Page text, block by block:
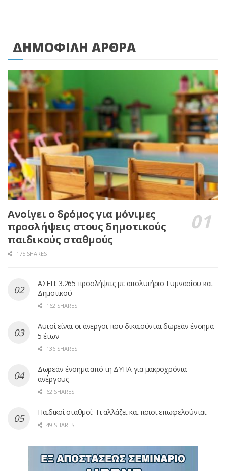
ΔΗΜΟΦΙΛΗ ΑΡΘΡΑ
Ανοίγει ο δρόμος για μόνιμες
προσλήψεις στους δημοτικούς
παιδικούς σταθμούς
175 SHARES
ΑΣΕΠ: 3.265 προσλήψεις με απολυτήριο Γυμνασίου και
Δημοτικού
162 SHARES
Αυτοί είναι οι άνεργοι που δικαιούνται δωρεάν ένσημα
5 έτων
136 SHARES
Δωρεάν ένσημα από τη ΔΥΠΑ για μακροχρόνια
ανέργους
62 SHARES
Παιδικοί σταθμοί: Τι αλλάζει και ποιοι επωφελούνται
49 SHARES